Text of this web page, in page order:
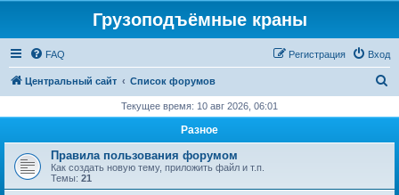
Грузоподъёмные краны
FAQ Вход
Регистрация
Центральный сайт Список форумов
с
Текущее время: 10 авг 2026, 06:01
Разное
Правила пользования форумом
Как создать новую тему, приложить файл и т.п.
Темы: 21